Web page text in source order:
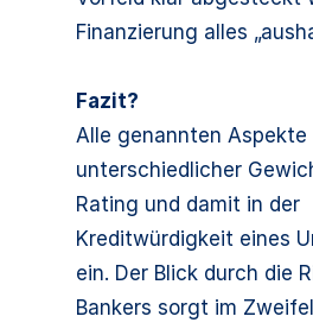
Finanzierung alles
Fazit?
Alle genannten Aspekte
unterschiedlicher
Rating und damit in der
Kreditwürdigkeit eines
ein. Der Blick durch die
Bankers sorgt im